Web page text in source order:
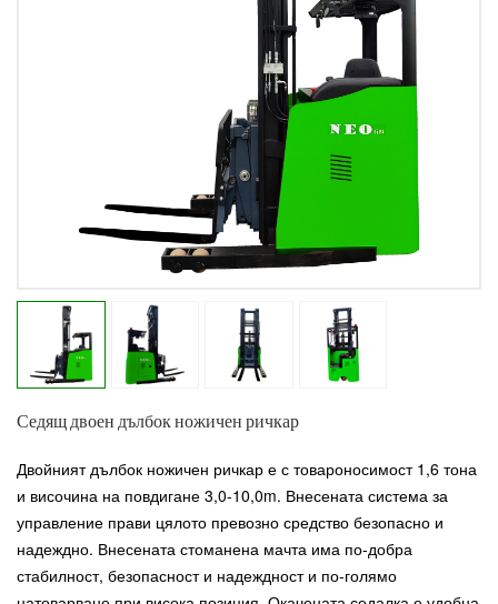
Седящ двоен дълбок ножичен ричкар
Двойният дълбок ножичен ричкар е с товароносимост 1,6 тона
и височина на повдигане 3,0-10,0m. Внесената система за
управление прави цялото превозно средство безопасно и
надеждно. Внесената стоманена мачта има по-добра
стабилност, безопасност и надеждност и по-голямо